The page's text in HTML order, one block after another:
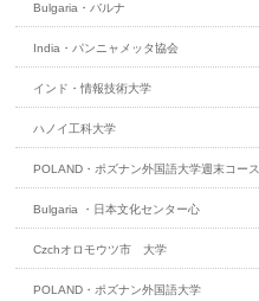
Bulgaria・バルナ
India・パンニャメッタ協会
インド・情報技術大学
ハノイ工科大学
POLAND・ポズナン外国語大学週末コース
Bulgaria ・日本文化センター心
Czchオロモウツ市 大学
POLAND・ポズナン外国語大学